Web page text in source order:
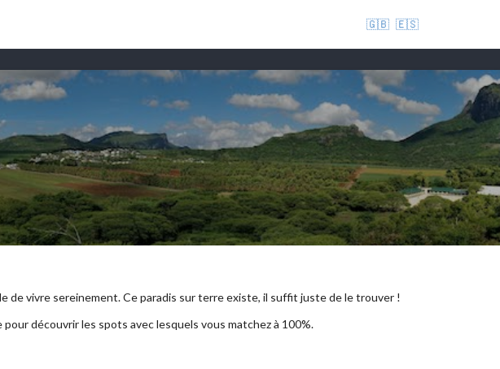
🇬🇧 🇪🇸
de vivre sereinement. Ce paradis sur terre existe, il suffit juste de le trouver !
découvrir les spots avec lesquels vous matchez à 100%.